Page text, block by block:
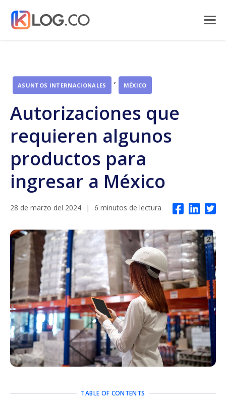
ASUNTOS INTERNACIONALES , MÉXICO
Autorizaciones que
requieren algunos
productos para
ingresar a México
28 de marzo del 2024 | 6 minutos de lectura
TABLE OF CONTENTS